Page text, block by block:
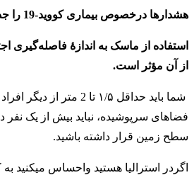
هشدارها درخصوص بیماری کووید-19 را جدی بگیرید
استفاده از ماسک به اندازهٔ فاصله‌گیری
از آن مؤثر است.
شما باید حداقل ۱/۵ تا 2
فضاهای سرپوشیده، نباید بیش از یک نفر
سطح زمین قرار داشته باشید.
اگردر استرالیا هستید واحساس میکنید